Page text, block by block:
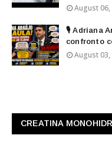
August 06,
🎙️ Adriana
confronto
August 03,
CREATINA